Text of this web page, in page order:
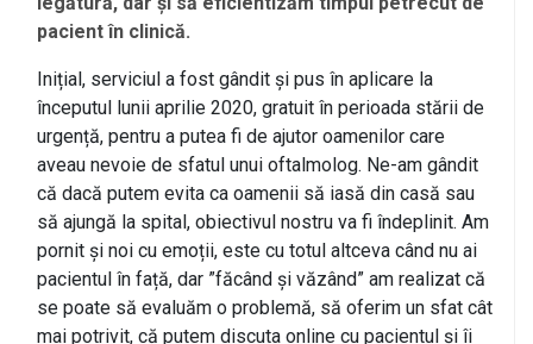
pacient în clinică.
Inițial, serviciul a fost gândit și pus în aplicare la
începutul lunii aprilie 2020, gratuit în perioada stării de
urgență, pentru a putea fi de ajutor oamenilor care
aveau nevoie de sfatul unui oftalmolog. Ne-am gândit
că dacă putem evita ca oamenii să iasă din casă sau
să ajungă la spital, obiectivul nostru va fi îndeplinit. Am
pornit și noi cu emoții, este cu totul altceva când nu ai
pacientul în față, dar ”făcând și văzând” am realizat că
se poate să evaluăm o problemă, să oferim un sfat cât
mai potrivit, că putem discuta online cu pacientul și îi